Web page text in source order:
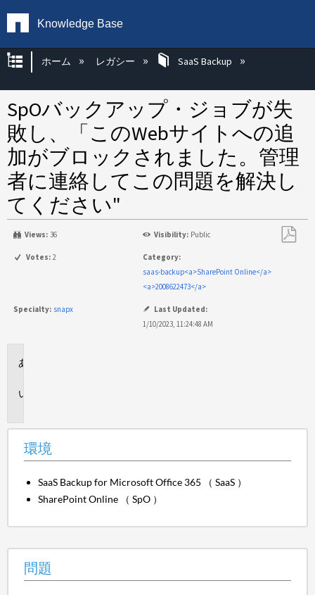
Knowledge Base
グローバル階層を展開/折りたたむ
ホーム レガシー SaaS Backup
SpOバックアップ・ジョブが失
敗し、「このWebサイトへの追
加がブロックされました。管理
者に連絡してこの問題を解決し
てください"
Views: 36 Visibility: Public
Votes: 2
Category:
saas-backup<a>SharePoint Online</a>
<a>2008622473</a>
Specialty: snapx
Last Updated:
1/10/2023, 11:24:48 AM
環境
SaaS Backup for Microsoft Office 365 （ SaaS ）
SharePoint Online （ SpO ）
問題